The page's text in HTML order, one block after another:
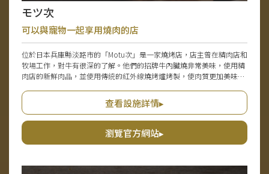
モツ次
可以與寵物一起享用燒肉的店
位於日本兵庫縣淡路市的「Motu次」是一家燒烤店，店主曾在精肉店和
牧場工作，對牛有很深的了解。他們的招牌牛內臟燒非常美味，使用精
肉店的新鮮肉品，並使用傳統的紅外線燒烤爐烤製，使肉質更加美味。
菜品和小菜，推薦品項包括「牛筋咖哩」和「醃製鱈魚內臟卷」。店內
提供寵物專用菜單，可以和愛犬一起在包廂內享用美食，非常方便。整
個店內以黑色為主題，營造出時尚的氛圍，主要提供包廂服務，讓顧客
可以悠閒地用餐。如果前往淡路島，一定要來這裡一試。
查看設施詳情▸
瀏覽官方網站▸